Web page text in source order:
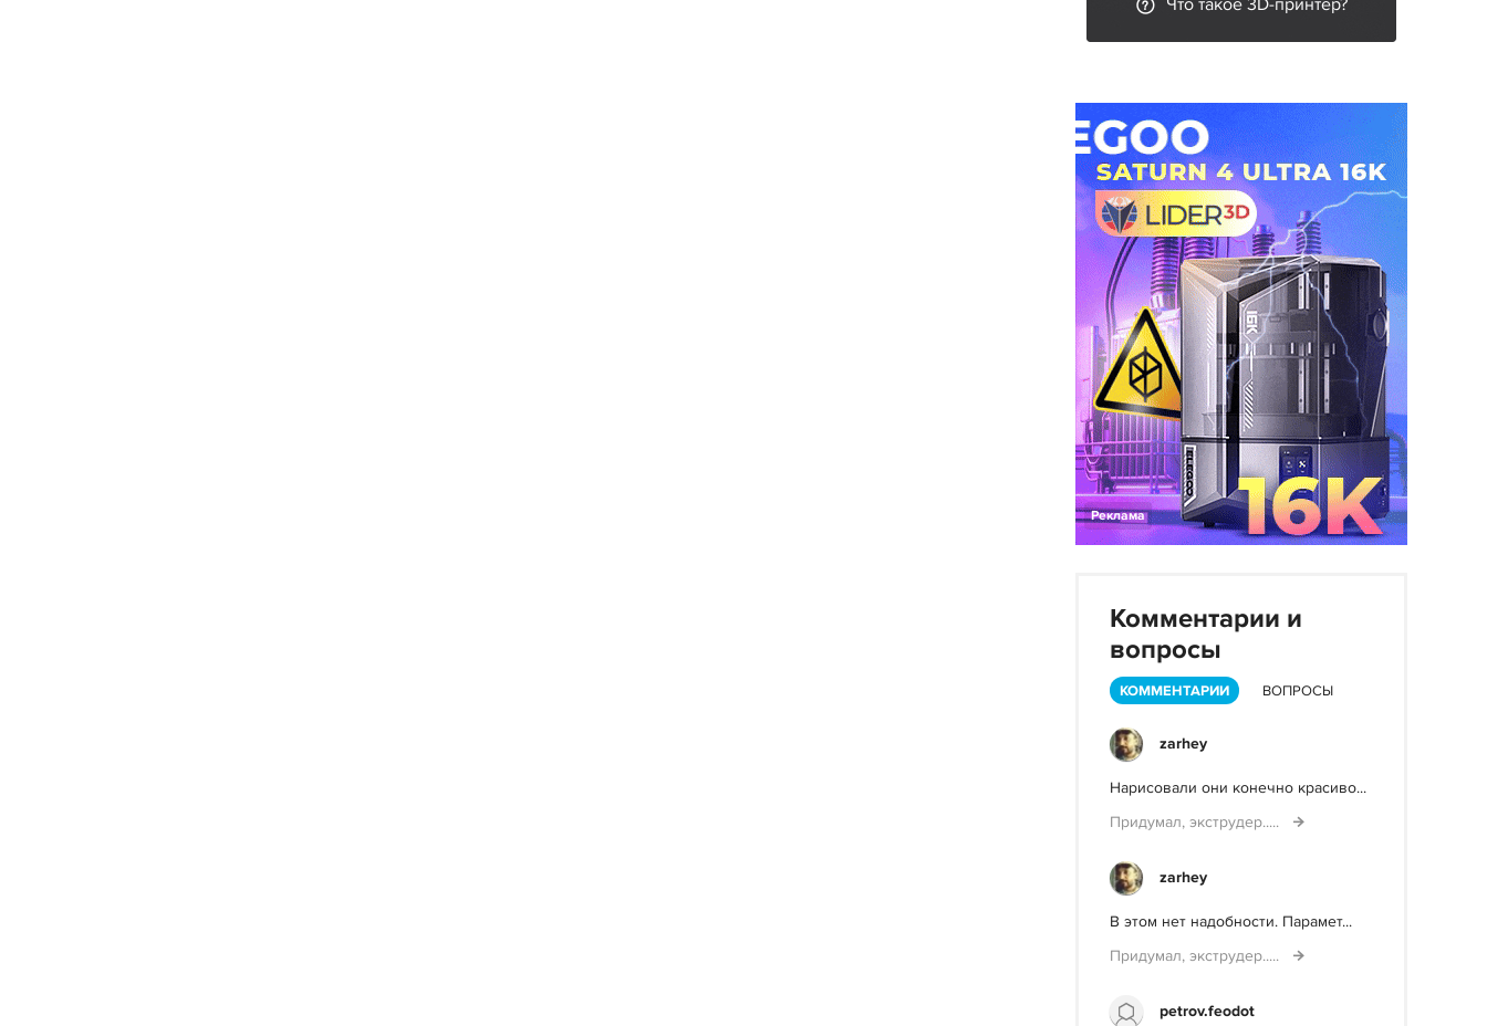
Что такое 3D-принтер?
Реклама
Комментарии и
вопросы
КОММЕНТАРИИ ВОПРОСЫ
zarhey
Нарисовали они конечно красиво...
Придумал, экструдер.....
zarhey
В этом нет надобности. Парамет...
Придумал, экструдер.....
petrov.feodot